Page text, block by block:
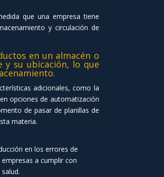
que una empresa tiene
y circulación de
en un almacén o
y su ubicación, lo que
adicionales, como la
opciones de automatización
de pasar de planillas de
materia.
en los errores de
a cumplir con